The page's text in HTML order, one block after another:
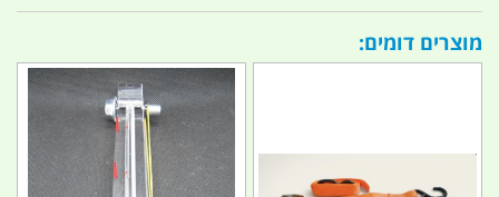
מוצרים דומים: